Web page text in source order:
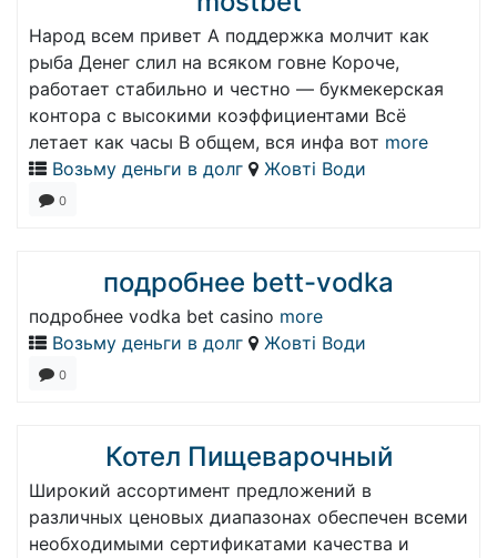
Народ всем привет А поддержка молчит как
рыба Денег слил на всяком говне Короче,
работает стабильно и честно — букмекерская
контора с высокими коэффициентами Всё
летает как часы В общем, вся инфа вот more
Возьму деньги в долг
Жовті Води
0
подробнее bett-vodka
подробнее vodka bet casino more
Возьму деньги в долг
Жовті Води
0
Котел Пищеварочный
Широкий ассортимент предложений в
различных ценовых диапазонах обеспечен всеми
необходимыми сертификатами качества и